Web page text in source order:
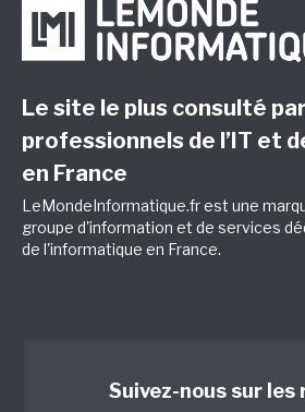
Le site le plus consulté
professionnels de l’IT et
en France
LeMondeInformatique.fr est une
groupe d'information et de services
de l'informatique en France.
Suivez-nous sur les